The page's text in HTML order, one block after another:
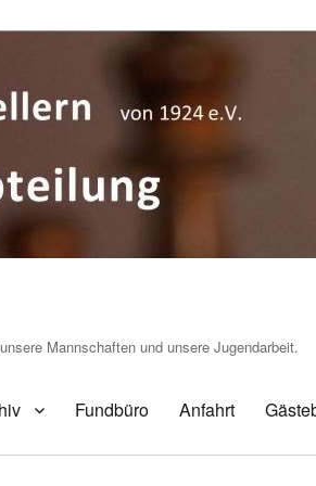
Mannschaften und unsere Jugendarbeit.
Fundbüro Anfahrt